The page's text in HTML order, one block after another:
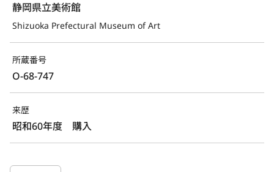
静岡県立美術館
Shizuoka Prefectural Museum of Art
所蔵番号
O-68-747
来歴
昭和60年度 購入